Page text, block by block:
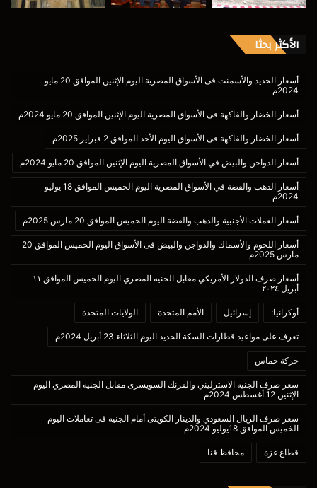
الأكثر بحثا
أسعار الحديد والأسمنت فى الأسواق المصرية اليوم الإثنين الموافق 20 مايو
2024م
أسعار الخضار والفاكهة فى الأسواق المصرية اليوم الإثنين الموافق 20 مايو 2024م
أسعار الخضار والفاكهة فى الأسواق اليوم الأحد الموافق 2 فبراير 2025م
أسعار الدواجن والبيض في الأسواق المصرية اليوم الإثنين الموافق 20 مايو 2024م
أسعار الذهب والفضة في الأسواق المصرية اليوم الخميس الموافق 18 يوليو
2024م
أسعار العملات الأجنبية والذهب والفضة اليوم الخميس الموافق 20 مارس 2025م
أسعار اللحوم والأسماك والدواجن والبيض فى الأسواق اليوم الخميس الموافق 20
مارس 2025م
أسعار صرف الدولار الأمريكي مقابل الجنيه المصري اليوم الخميس الموافق ١١
أبريل ٢٠٢٤
أوكرانيا: إسرائيل الأمم المتحدة الولايات المتحدة
تعرف على مواعيد قطارات السكة الحديد اليوم الثلاثاء 23 أبريل 2024م
حركة حماس
سعر صرف الجنيه الاسترليني والفرنك السويسرى مقابل الجنيه المصري اليوم
الإثنين 12 أغسطس 2024م
سعر صرف الريال السعودي والدينار الكويتى أمام الجنيه فى تعاملات اليوم
الخميس الموافق 18يوليو 2024م
قطاع غزة محافظ قنا